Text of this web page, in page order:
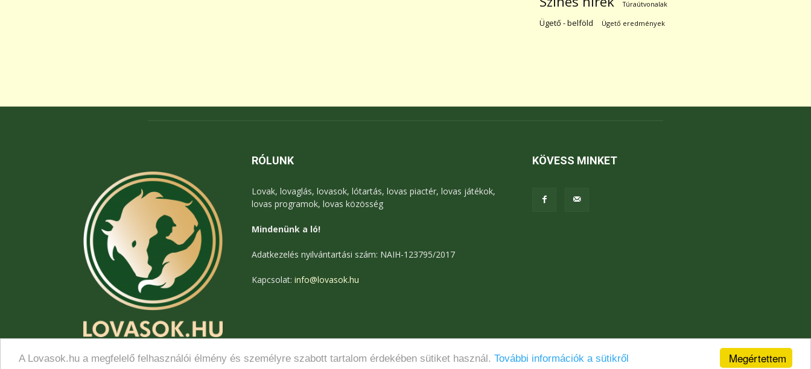
Megértettem
A Lovasok.hu a megfelelő felhasználói élmény és személyre szabott tartalom érdekében sütiket használ. További információk a sütikről
Túraútvonalak
Ügető - belföld Ügető eredmények
RÓLUNK
Lovak, lovaglás, lovasok, lótartás, lovas piactér, lovas játékok,
lovas programok, lovas közösség
Mindenünk a ló!
Adatkezelés nyilvántartási szám: NAIH-123795/2017
Kapcsolat: info@lovasok.hu
KÖVESS MINKET
Médiaajánlat Adatkezelési tájékoztató Jogi nyilatkozat Kapcsolat
© Lovasok.hu